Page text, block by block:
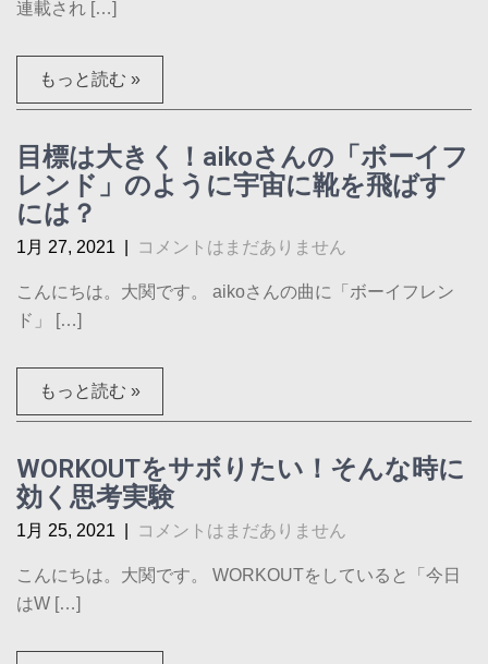
連載され […]
もっと読む »
目標は大きく！aikoさんの「ボーイフ
レンド」のように宇宙に靴を飛ばす
には？
1月 27, 2021 コメントはまだありません
こんにちは。大関です。 aikoさんの曲に「ボーイフレン
ド」 […]
もっと読む »
WORKOUTをサボりたい！そんな時に
効く思考実験
1月 25, 2021 コメントはまだありません
こんにちは。大関です。 WORKOUTをしていると「今日
はW […]